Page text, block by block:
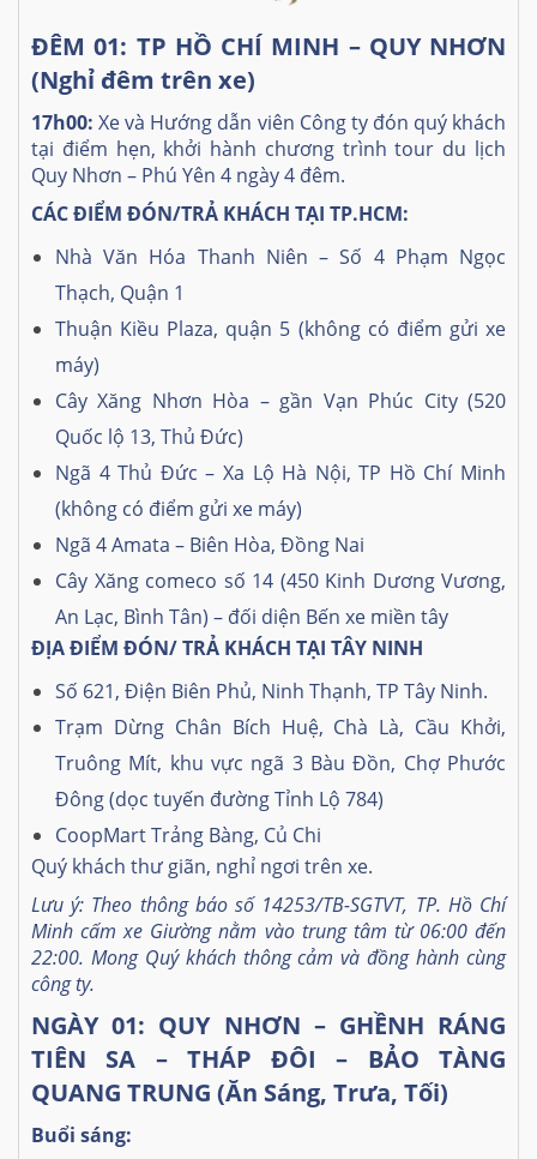
ĐÊM 01: TP HỒ CHÍ MINH – QUY NHƠN
(Nghỉ đêm trên xe)
17h00: Xe và Hướng dẫn viên Công ty đón quý khách
tại điểm hẹn, khởi hành chương trình tour du lịch
Quy Nhơn – Phú Yên 4 ngày 4 đêm.
CÁC ĐIỂM ĐÓN/TRẢ KHÁCH TẠI TP.HCM:
Nhà Văn Hóa Thanh Niên – Số 4 Phạm Ngọc
Thạch, Quận 1
Thuận Kiều Plaza, quận 5 (không có điểm gửi xe
máy)
Cây Xăng Nhơn Hòa – gần Vạn Phúc City (520
Quốc lộ 13, Thủ Đức)
Ngã 4 Thủ Đức – Xa Lộ Hà Nội, TP Hồ Chí Minh
(không có điểm gửi xe máy)
Ngã 4 Amata – Biên Hòa, Đồng Nai
Cây Xăng comeco số 14 (450 Kinh Dương Vương,
An Lạc, Bình Tân) – đối diện Bến xe miền tây
ĐỊA ĐIỂM ĐÓN/ TRẢ KHÁCH TẠI TÂY NINH
Số 621, Điện Biên Phủ, Ninh Thạnh, TP Tây Ninh.
Trạm Dừng Chân Bích Huệ, Chà Là, Cầu Khởi,
Truông Mít, khu vực ngã 3 Bàu Đồn, Chợ Phước
Đông (dọc tuyến đường Tỉnh Lộ 784)
CoopMart Trảng Bàng, Củ Chi
Quý khách thư giãn, nghỉ ngơi trên xe.
Lưu ý: Theo thông báo số 14253/TB-SGTVT, TP. Hồ Chí
Minh cấm xe Giường nằm vào trung tâm từ 06:00 đến
22:00. Mong Quý khách thông cảm và đồng hành cùng
công ty.
NGÀY 01: QUY NHƠN – GHỀNH RÁNG
TIÊN SA – THÁP ĐÔI – BẢO TÀNG
QUANG TRUNG (Ăn Sáng, Trưa, Tối)
Buổi sáng: